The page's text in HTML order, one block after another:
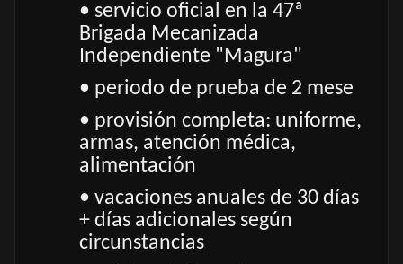
• servicio oficial en la 47ª
Brigada Mecanizada
Independiente "Magura"
• periodo de prueba de 2 mese
• provisión completa: uniforme,
armas, atención médica,
alimentación
• vacaciones anuales de 30 días
+ días adicionales según
circunstancias